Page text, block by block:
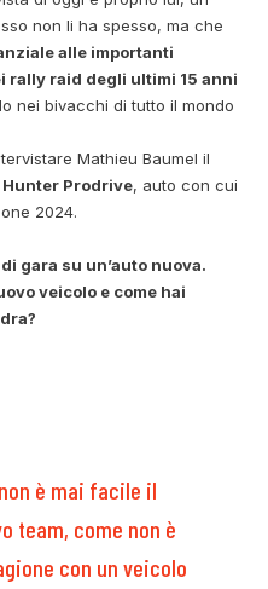
non li ha spesso, ma che
alle importanti
rally raid degli ultimi 15 anni
nei bivacchi di tutto il mondo
Mathieu Baumel il
Hunter Prodrive, auto con cui
2024.
gara su un’auto nuova.
veicolo e come hai
è mai facile il
team, come non è
con un veicolo